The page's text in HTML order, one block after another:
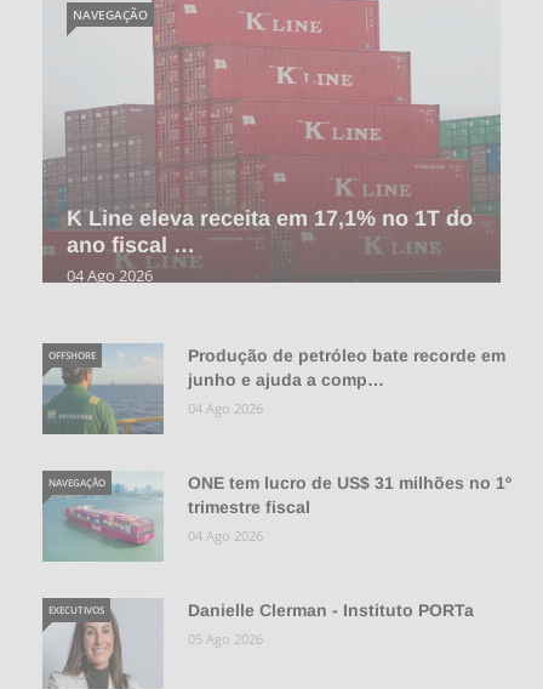
K Line eleva receita em 17,1% no 1T do
ano fiscal …
04 Ago 2026
NAVEGAÇÃO
Produção de petróleo bate recorde em
junho e ajuda a comp…
OFFSHORE
04 Ago 2026
ONE tem lucro de US$ 31 milhões no 1º
trimestre fiscal
NAVEGAÇÃO
04 Ago 2026
Danielle Clerman - Instituto PORTa
EXECUTIVOS
05 Ago 2026